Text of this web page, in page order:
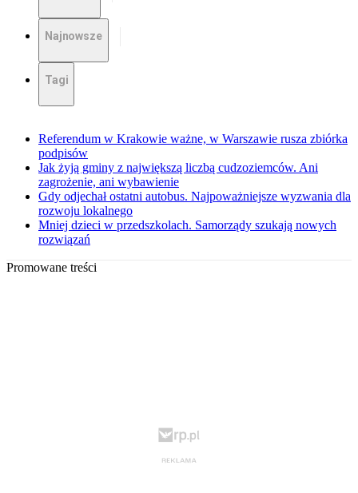
Najnowsze
Tagi
Referendum w Krakowie ważne, w Warszawie rusza zbiórka
podpisów
Jak żyją gminy z największą liczbą cudzoziemców. Ani
zagrożenie, ani wybawienie
Gdy odjechał ostatni autobus. Najpoważniejsze wyzwania dla
rozwoju lokalnego
Mniej dzieci w przedszkolach. Samorządy szukają nowych
rozwiązań
Promowane treści